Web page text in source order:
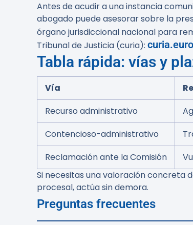
Antes de acudir a una instancia
abogado puede asesorar sobre la
órgano jurisdiccional nacional para
Tribunal de Justicia (curia):
Tabla rápida: vías y
Vía
Recurso administrativo
Contencioso-administrativo
Reclamación ante la Comisión
Si necesitas una valoración concreta
procesal, actúa sin demora.
Preguntas frecuentes